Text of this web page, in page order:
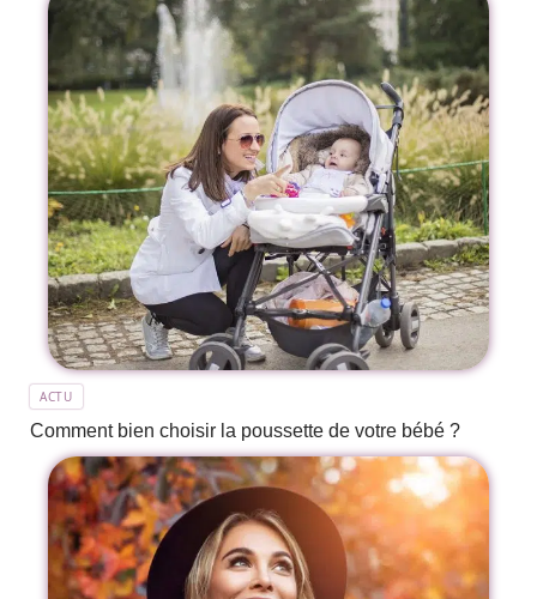
ACTU
Comment bien choisir la poussette de votre bébé ?